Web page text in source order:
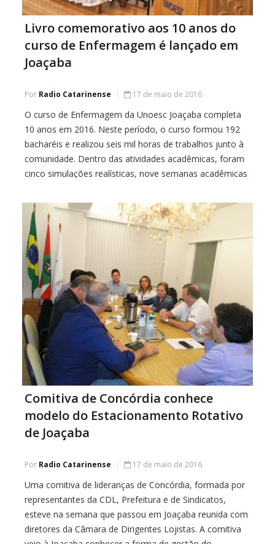
Livro comemorativo aos 10 anos do
curso de Enfermagem é lançado em
Joaçaba
Por Radio Catarinense 17 de maio de 2016
O curso de Enfermagem da Unoesc Joaçaba completa
10 anos em 2016. Neste período, o curso formou 192
bacharéis e realizou seis mil horas de trabalhos junto à
comunidade. Dentro das atividades acadêmicas, foram
cinco simulações realísticas, nove semanas acadêmicas
curso 70 professores, sendo 23 orientadores de […]
Comitiva de Concórdia conhece
modelo do Estacionamento Rotativo
de Joaçaba
Por Radio Catarinense 17 de maio de 2016
Uma comitiva de lideranças de Concórdia, formada por
representantes da CDL, Prefeitura e de Sindicatos,
esteve na semana que passou em Joaçaba reunida com
diretores da Câmara de Dirigentes Lojistas. A comitiva